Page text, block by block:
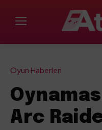
Oyun Haberleri
Arc